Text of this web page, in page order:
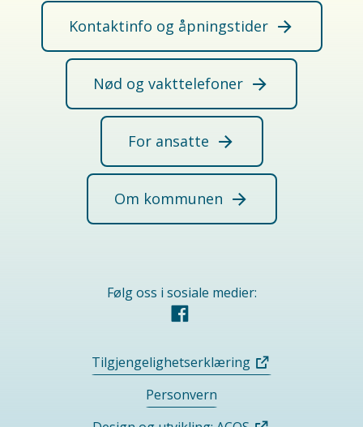
Kontaktinfo og åpningstider
Nød og vakttelefoner
For ansatte
Om kommunen
Følg oss i sosiale medier:
Facebook
Tilgjengelighetserklæring
Personvern